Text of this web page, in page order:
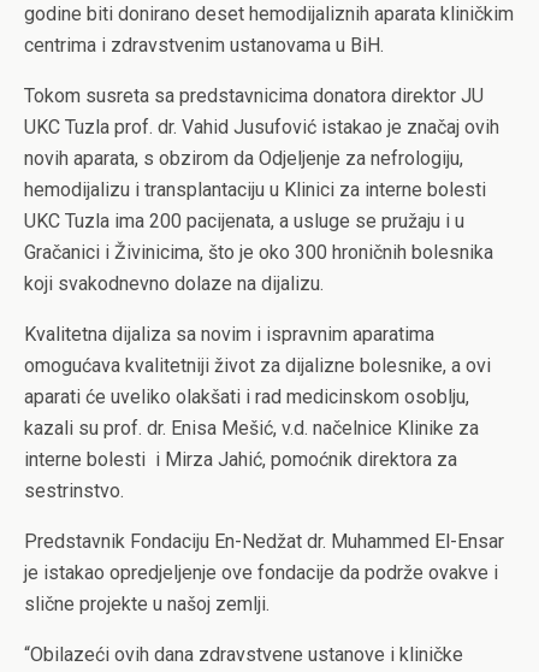
godine biti donirano deset hemodijaliznih aparata kliničkim
centrima i zdravstvenim ustanovama u BiH.
Tokom susreta sa predstavnicima donatora direktor JU
UKC Tuzla prof. dr. Vahid Jusufović istakao je značaj ovih
novih aparata, s obzirom da Odjeljenje za nefrologiju,
hemodijalizu i transplantaciju u Klinici za interne bolesti
UKC Tuzla ima 200 pacijenata, a usluge se pružaju i u
Gračanici i Živinicima, što je oko 300 hroničnih bolesnika
koji svakodnevno dolaze na dijalizu.
Kvalitetna dijaliza sa novim i ispravnim aparatima
omogućava kvalitetniji život za dijalizne bolesnike, a ovi
aparati će uveliko olakšati i rad medicinskom osoblju,
kazali su prof. dr. Enisa Mešić, v.d. načelnice Klinike za
interne bolesti i Mirza Jahić, pomoćnik direktora za
sestrinstvo.
Predstavnik Fondaciju En-Nedžat dr. Muhammed El-Ensar
je istakao opredjeljenje ove fondacije da podrže ovakve i
slične projekte u našoj zemlji.
“Obilazeći ovih dana zdravstvene ustanove i kliničke